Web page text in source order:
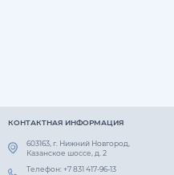
КОНТАКТНАЯ ИНФОРМАЦИЯ
603163, г. Нижний Новгород,
Казанское шоссе, д. 2
Телефон: +7 831 417-96-13